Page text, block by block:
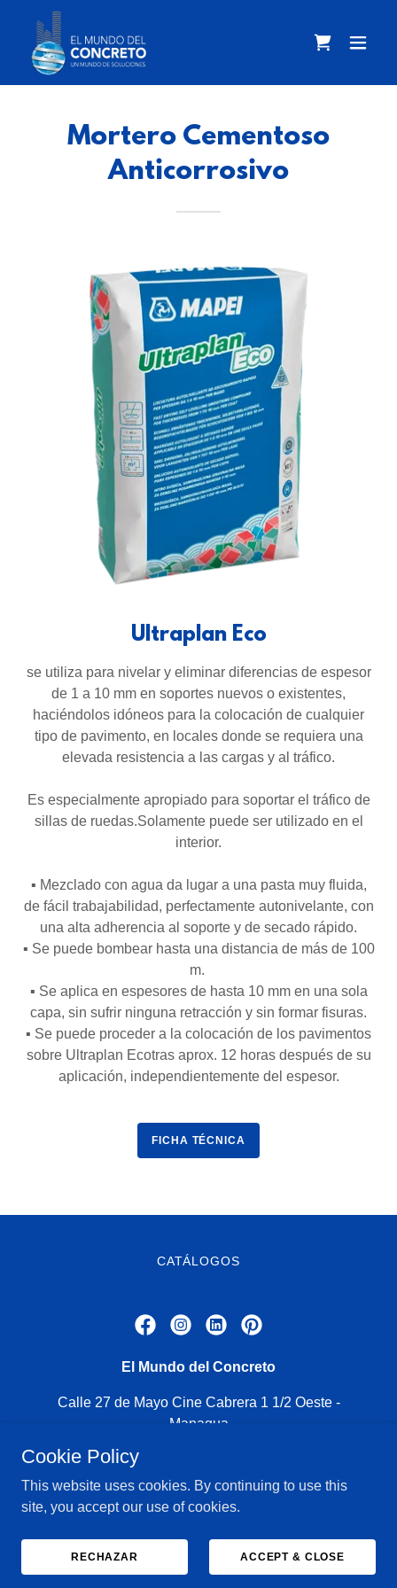
Mortero Cementoso
Anticorrosivo
Ultraplan Eco
se utiliza para nivelar y eliminar diferencias de espesor
de 1 a 10 mm en soportes nuevos o existentes,
haciéndolos idóneos para la colocación de cualquier
tipo de pavimento, en locales donde se requiera una
elevada resistencia a las cargas y al tráfico.
Es especialmente apropiado para soportar el tráfico de
sillas de ruedas.Solamente puede ser utilizado en el
interior.
▪ Mezclado con agua da lugar a una pasta muy fluida,
de fácil trabajabilidad, perfectamente autonivelante, con
una alta adherencia al soporte y de secado rápido.
▪ Se puede bombear hasta una distancia de más de 100
m.
▪ Se aplica en espesores de hasta 10 mm en una sola
capa, sin sufrir ninguna retracción y sin formar fisuras.
▪ Se puede proceder a la colocación de los pavimentos
sobre Ultraplan Ecotras aprox. 12 horas después de su
aplicación, independientemente del espesor.
FICHA TÉCNICA
CATÁLOGOS
El Mundo del Concreto
Calle 27 de Mayo Cine Cabrera 1 1/2 Oeste -
Managua
Copyright © 2018 El Mundo del Concreto - All Rights Reserved.
Cookie Policy
This website uses cookies. By continuing to use this
site, you accept our use of cookies.
RECHAZAR ACCEPT & CLOSE